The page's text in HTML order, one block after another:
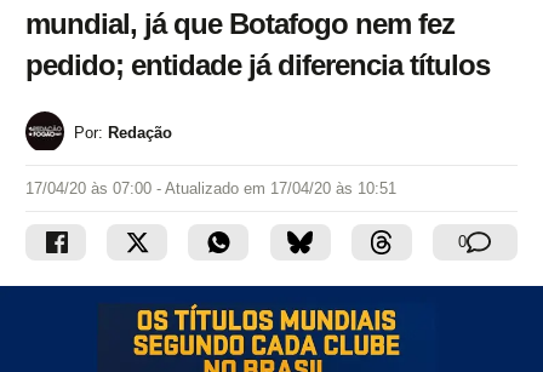
mundial, já que Botafogo nem fez
pedido; entidade já diferencia títulos
Por: Redação
17/04/20 às 07:00 - Atualizado em 17/04/20 às 10:51
0